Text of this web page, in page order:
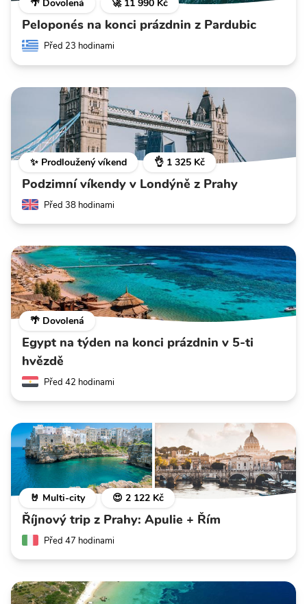
🌴 Dovolená 🚀 11 990 Kč
Peloponés na konci prázdnin z Pardubic
Před 23 hodinami
✨ Prodloužený víkend 👌 1 325 Kč
Podzimní víkendy v Londýně z Prahy
Před 38 hodinami
🌴 Dovolená
Egypt na týden na konci prázdnin v 5-ti
hvězdě
Před 42 hodinami
🤘 Multi-city 😍 2 122 Kč
Říjnový trip z Prahy: Apulie + Řím
Před 47 hodinami